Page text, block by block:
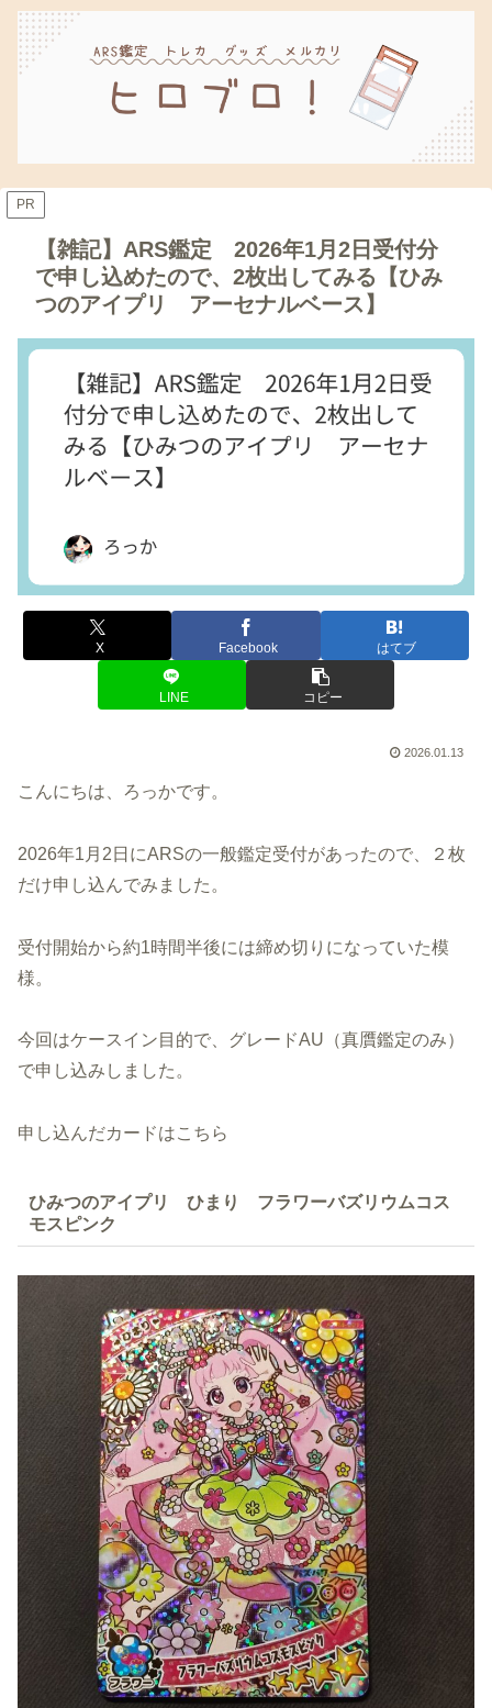
PR
【雑記】ARS鑑定 2026年1月2日受付分
で申し込めたので、2枚出してみる【ひみ
つのアイプリ アーセナルベース】
X Facebook はてブ
LINE コピー
2026.01.13
こんにちは、ろっかです。
2026年1月2日にARSの一般鑑定受付があったので、２枚
だけ申し込んでみました。
受付開始から約1時間半後には締め切りになっていた模
様。
今回はケースイン目的で、グレードAU（真贋鑑定のみ）
で申し込みしました。
申し込んだカードはこちら
ひみつのアイプリ ひまり フラワーバズリウムコス
モスピンク